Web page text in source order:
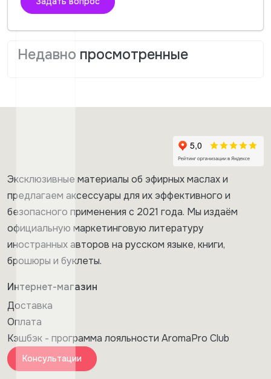
Недавно просмотренные
Эксклюзивные материалы об эфирных маслах и
предлагаем аксессуары для их эффективного и
безопасного применения с 2021 года. Мы издаём
официальную маркетинговую литературу
иностранных авторов на русском языке, книги,
брошюры и буклеты.
Интернет-магазин
Доставка
Оплата
Кэшбэк - программа лояльности AromaPro Club
Консультации